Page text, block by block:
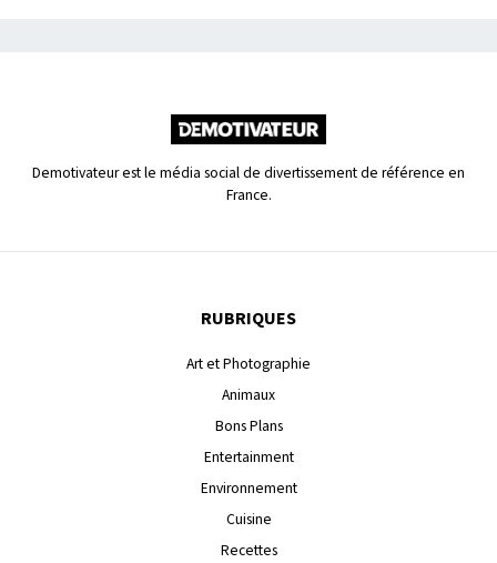
Demotivateur est le média social de divertissement de référence en
France.
RUBRIQUES
Art et Photographie
Animaux
Bons Plans
Entertainment
Environnement
Cuisine
Recettes